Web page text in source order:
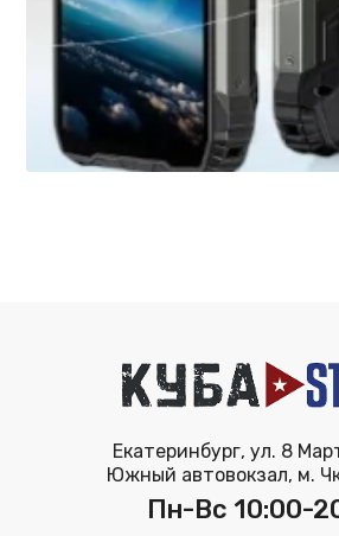
Екатеринбург, ул. 8
Южный автовокзал, м.
Пн-Вс 10:00-